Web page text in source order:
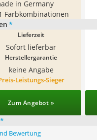
in Germany
Farbkombinationen
*
Lieferzeit
Sofort lieferbar
Herstellergarantie
keine Angabe
Leistungs-Sieger
Zum Angebot »
*
Bewertung